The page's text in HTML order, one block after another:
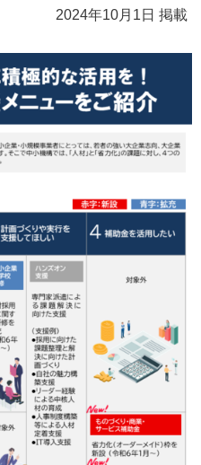
2024年10月1 日 掲載